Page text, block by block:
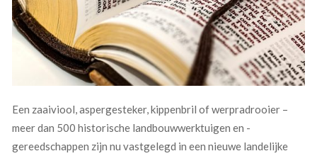
Een zaaiviool, aspergesteker, kippenbril of werpradrooier –
meer dan 500 historische landbouwwerktuigen en -
gereedschappen zijn nu vastgelegd in een nieuwe landelijke